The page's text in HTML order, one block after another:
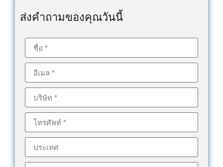
ส่งคำถามของคุณวันนี้